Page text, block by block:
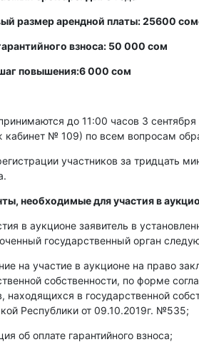
размер арендной платы: 25600
взноса: 50 000 сом
повышения:6 000 сом
до 11:00 часов 3
кабинет № 109) по всем вопросам
участников за тридцать
необходимые для участия в
в аукционе заявитель в
государственный орган
на участие в аукционе на право
собственности, по форме
находящихся в государственной
Республики от 09.10.2019г. №535;
об оплате гарантийного взноса;